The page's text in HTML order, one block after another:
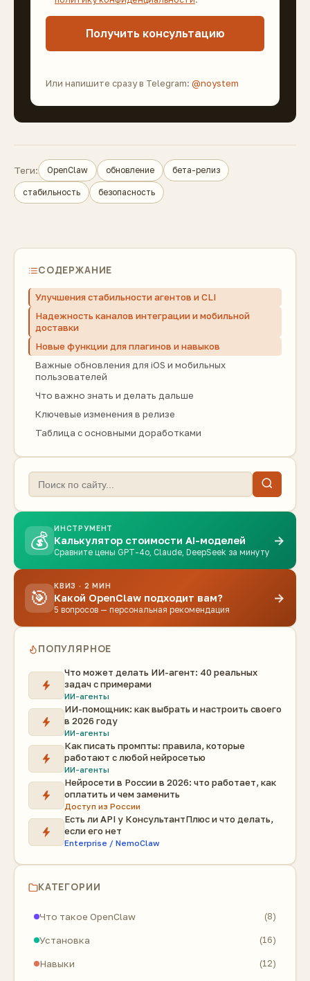
Получить консультацию
Или напишите сразу в Telegram: @noystem
Теги: OpenClaw обновление бета-релиз
стабильность безопасность
СОДЕРЖАНИЕ
Улучшения стабильности агентов и CLI
Надежность каналов интеграции и мобильной
доставки
Новые функции для плагинов и навыков
Важные обновления для iOS и мобильных
пользователей
Что важно знать и делать дальше
Ключевые изменения в релизе
Таблица с основными доработками
💰
ИНСТРУМЕНТ
Калькулятор стоимости AI-моделей
Сравните цены GPT-4o, Claude, DeepSeek за минуту
→
🎯
КВИЗ · 2 МИН
Какой OpenClaw подходит вам?
5 вопросов — персональная рекомендация
→
ПОПУЛЯРНОЕ
Что может делать ИИ-агент: 40 реальных
задач с примерами
ИИ-агенты
ИИ-помощник: как выбрать и настроить своего
в 2026 году
ИИ-агенты
Как писать промпты: правила, которые
работают с любой нейросетью
ИИ-агенты
Нейросети в России в 2026: что работает, как
оплатить и чем заменить
Доступ из России
Есть ли API у КонсультантПлюс и что делать,
если его нет
Enterprise / NemoClaw
КАТЕГОРИИ
Что такое OpenClaw (8)
Установка (16)
Навыки (12)